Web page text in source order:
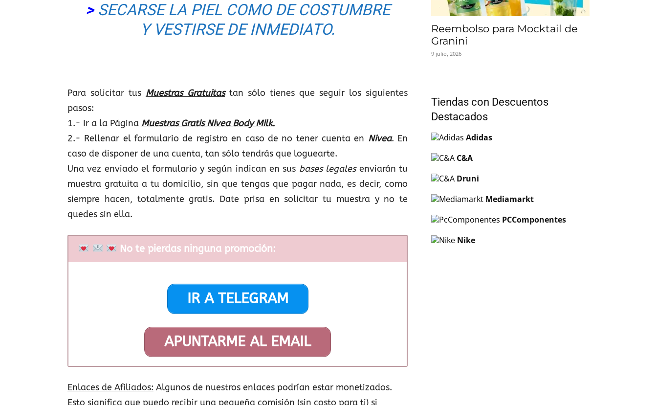
>SECARSE LA PIEL COMO DE COSTUMBRE
Y VESTIRSE DE INMEDIATO.
Para solicitar tus Muestras Gratuitastan sólo tienes que seguir los siguientes
pasos:
1.- Ir a la Página Muestras Gratis Nivea Body Milk.
2.- Rellenar el formulario de registro en caso de no tener cuenta en Nivea. En
caso de disponer de una cuenta, tan sólo tendrás que loguearte.
Una vez enviado el formulario y según indican en sus bases legalesenviarán tu
muestra gratuita a tu domicilio, sin que tengas que pagar nada, es decir, como
siempre hacen, totalmente gratis. Date prisa en solicitar tu muestra y no te
quedes sin ella.
No te pierdas ninguna promoción:
IR A TELEGRAM
APUNTARME AL EMAIL
Enlaces de Afiliados: Algunos de nuestros enlaces podrían estar monetizados.
Esto significa que puedo recibir una pequeña comisión (sin costo para ti) si
Reembolso para Mocktail de
Granini
9 julio, 2026
Tiendas con Descuentos
Destacados
Adidas
C&A
Druni
Mediamarkt
PCComponentes
Nike